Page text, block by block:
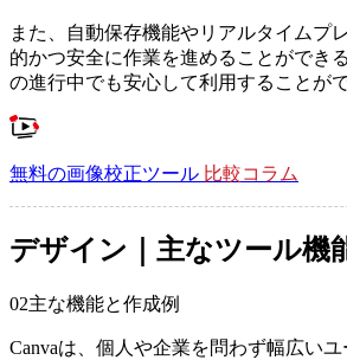
また、自動保存機能やリアルタイムプ
的かつ安全に作業を進めることができ
の進行中でも安心して利用することが
無料の画像校正ツール 比較コラム
デザイン｜主なツール機
02主な機能と作成例
Canvaは、個人や企業を問わず幅広い